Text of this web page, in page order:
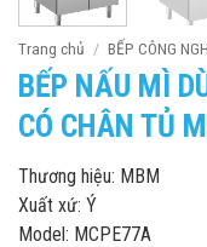
Trang chủ / BẾP CÔNG
BẾP NẤU MÌ
CÓ CHÂN TỦ
Thương hiệu: MBM
Xuất xứ: Ý
Model: MCPE77A